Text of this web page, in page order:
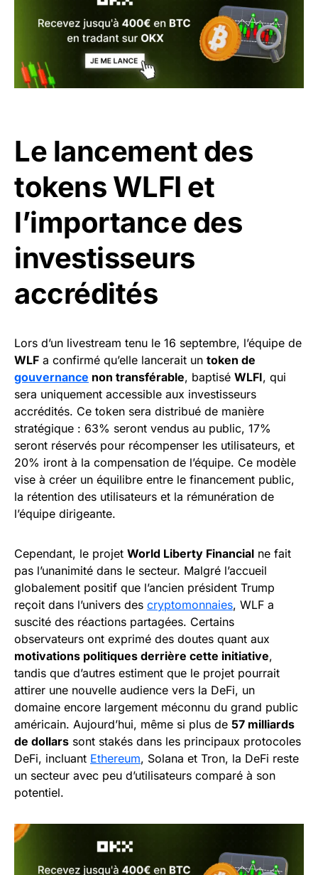
Le lancement des
tokens WLFI et
l’importance des
investisseurs
accrédités
Lors d’un livestream tenu le 16 septembre, l’équipe de
WLF a confirmé qu’elle lancerait un token de
gouvernance non transférable, baptisé WLFI, qui
sera uniquement accessible aux investisseurs
accrédités. Ce token sera distribué de manière
stratégique : 63% seront vendus au public, 17%
seront réservés pour récompenser les utilisateurs, et
20% iront à la compensation de l’équipe. Ce modèle
vise à créer un équilibre entre le financement public,
la rétention des utilisateurs et la rémunération de
l’équipe dirigeante.
Cependant, le projet World Liberty Financial ne fait
pas l’unanimité dans le secteur. Malgré l’accueil
globalement positif que l’ancien président Trump
reçoit dans l’univers des cryptomonnaies, WLF a
suscité des réactions partagées. Certains
observateurs ont exprimé des doutes quant aux
motivations politiques derrière cette initiative,
tandis que d’autres estiment que le projet pourrait
attirer une nouvelle audience vers la DeFi, un
domaine encore largement méconnu du grand public
américain. Aujourd’hui, même si plus de 57 milliards
de dollars sont stakés dans les principaux protocoles
DeFi, incluant Ethereum, Solana et Tron, la DeFi reste
un secteur avec peu d’utilisateurs comparé à son
potentiel.